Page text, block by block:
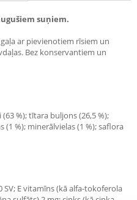
suņiem.
ar pievienotiem rīsiem un
Bez konservantiem un
%); tītara buljons (26,5 %);
(1 %); minerālvielas (1 %); saflora
E vitamīns (kā alfa-tokoferola